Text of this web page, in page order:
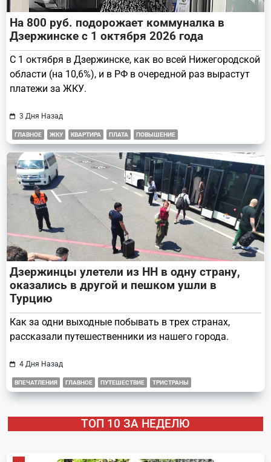
На 800 руб. подорожает коммуналка в
Дзержинске с 1 октября 2026 года
С 1 октября в Дзержинске, как во всей Нижегородской
области (на 10,6%), и в РФ в очередной раз вырастут
платежи за ЖКУ.
3 Дня Назад
ГЛАВНОЕ ЖКУ КВАРТИРА ПЛАТА ПОВЫШЕНИЕ
Дзержинцы улетели из НН в одну страну,
оказались в другой и пешком ушли в
Турцию
Как за одни выходные побывать в трех странах,
рассказали путешественники из нашего города.
4 Дня Назад
ВПЕЧАТЛЕНИЯ ГЛАВНОЕ ПУТЕШЕСТВИЕ ТРИСТРАНЫ
ТОП 10 ЗА НЕДЕЛЮ